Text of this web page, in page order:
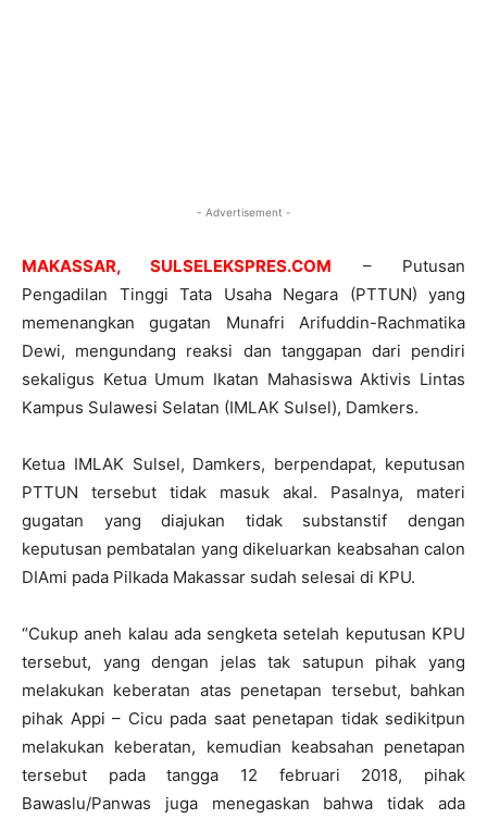
- Advertisement -
MAKASSAR, SULSELEKSPRES.COM – Putusan
Pengadilan Tinggi Tata Usaha Negara (PTTUN) yang
memenangkan gugatan Munafri Arifuddin-Rachmatika
Dewi, mengundang reaksi dan tanggapan dari pendiri
sekaligus Ketua Umum Ikatan Mahasiswa Aktivis Lintas
Kampus Sulawesi Selatan (IMLAK Sulsel), Damkers.
Ketua IMLAK Sulsel, Damkers, berpendapat, keputusan
PTTUN tersebut tidak masuk akal. Pasalnya, materi
gugatan yang diajukan tidak substanstif dengan
keputusan pembatalan yang dikeluarkan keabsahan calon
DIAmi pada Pilkada Makassar sudah selesai di KPU.
“Cukup aneh kalau ada sengketa setelah keputusan KPU
tersebut, yang dengan jelas tak satupun pihak yang
melakukan keberatan atas penetapan tersebut, bahkan
pihak Appi – Cicu pada saat penetapan tidak sedikitpun
melakukan keberatan, kemudian keabsahan penetapan
tersebut pada tangga 12 februari 2018, pihak
Bawaslu/Panwas juga menegaskan bahwa tidak ada